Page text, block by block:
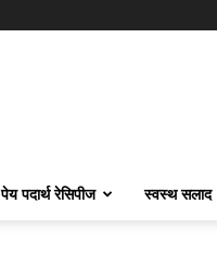
पेय पदार्थ रेसिपीज स्वस्थ सलाद